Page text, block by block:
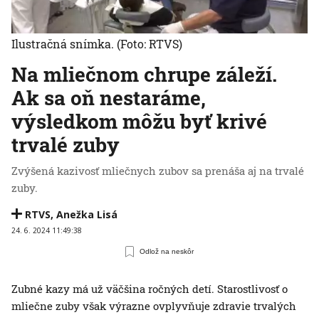
Na mliečnom chrupe záleží.
Ak sa oň nestaráme,
výsledkom môžu byť krivé
trvalé zuby
Zvýšená kazivosť mliečnych zubov sa prenáša aj na trvalé
zuby.
RTVS, Anežka Lisá
24. 6. 2024 11:49:38
Odlož na neskôr
Ilustračná snímka. (Foto: RTVS)
Zubné kazy má už väčšina ročných detí. Starostlivosť o
mliečne zuby však výrazne ovplyvňuje zdravie trvalých